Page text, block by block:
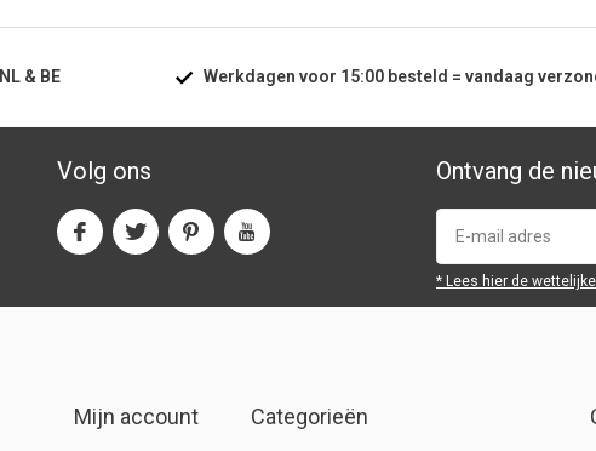
NL & BE Werkdagen voor 15:00besteld = vandaag
Volg ons Ontvang de
* Lees hier de
Mijn account Categorieën